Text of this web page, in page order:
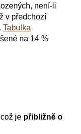
není-li
v předchozí
Tabulka
na 14 %
je přibližně o